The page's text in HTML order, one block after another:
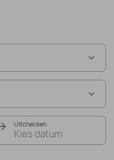
Uitchecken
Kies datum